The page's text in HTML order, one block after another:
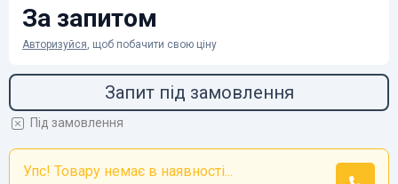
За запитом
Авторизуйся, щоб побачити свою ціну
Запит під замовлення
Під замовлення
Упс! Товару немає в наявності...